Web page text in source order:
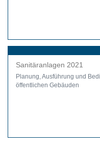
Sanitäranlagen 2021
Planung, Ausführung und
öffentlichen Gebäuden